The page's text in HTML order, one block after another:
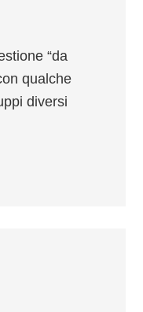
“da
qualche
diversi